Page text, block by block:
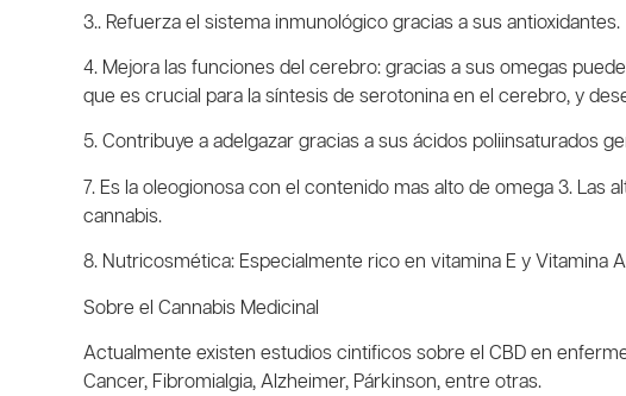
3.. Refuerza el sistema inmunológico gracias a sus antioxidantes.
4. Mejora las funciones del cerebro: gracias a sus omegas
que es crucial para la síntesis de serotonina en el cerebro, y
5. Contribuye a adelgazar gracias a sus ácidos poliinsaturados
7. Es la oleogionosa con el contenido mas alto de omega 3. Las
cannabis.
8. Nutricosmética: Especialmente rico en vitamina E y Vitamina A
Sobre el Cannabis Medicinal
Actualmente existen estudios cintificos sobre el CBD en
Cancer, Fibromialgia, Alzheimer, Párkinson, entre otras.